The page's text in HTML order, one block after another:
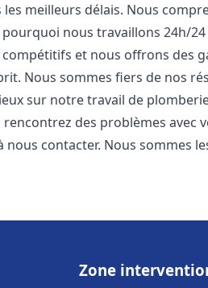
les meilleurs délais. Nous
pourquoi nous travaillons 24h/
et nous offrons des
Nous sommes fiers de nos
sur notre travail de
rencontrez des problèmes avec
nous contacter. Nous sommes
Zone